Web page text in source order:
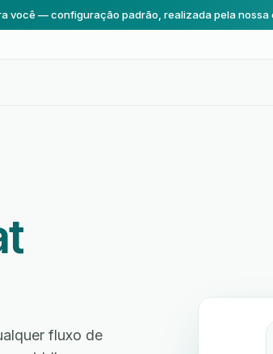
você — configuração padrão, realizada pela nossa
fluxo de